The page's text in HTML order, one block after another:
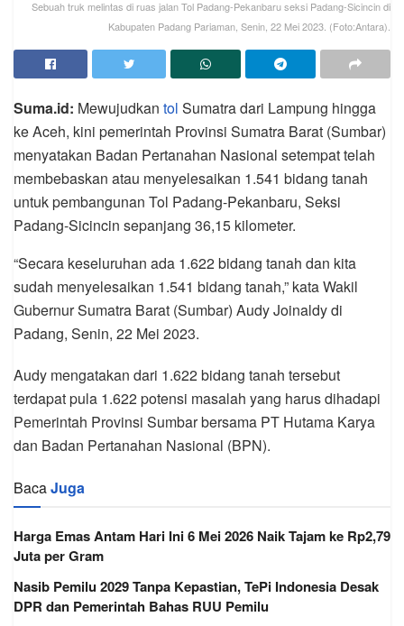
Sebuah truk melintas di ruas jalan Tol Padang-Pekanbaru seksi Padang-Sicincin di
Kabupaten Padang Pariaman, Senin, 22 Mei 2023. (Foto:Antara).
Suma.id: Mewujudkan tol Sumatra dari Lampung hingga
ke Aceh, kini pemerintah Provinsi Sumatra Barat (Sumbar)
menyatakan Badan Pertanahan Nasional setempat telah
membebaskan atau menyelesaikan 1.541 bidang tanah
untuk pembangunan Tol Padang-Pekanbaru, Seksi
Padang-Sicincin sepanjang 36,15 kilometer.
“Secara keseluruhan ada 1.622 bidang tanah dan kita
sudah menyelesaikan 1.541 bidang tanah,” kata Wakil
Gubernur Sumatra Barat (Sumbar) Audy Joinaldy di
Padang, Senin, 22 Mei 2023.
Audy mengatakan dari 1.622 bidang tanah tersebut
terdapat pula 1.622 potensi masalah yang harus dihadapi
Pemerintah Provinsi Sumbar bersama PT Hutama Karya
dan Badan Pertanahan Nasional (BPN).
BacaJuga
Harga Emas Antam Hari Ini 6 Mei 2026 Naik Tajam ke Rp2,79
Juta per Gram
Nasib Pemilu 2029 Tanpa Kepastian, TePi Indonesia Desak
DPR dan Pemerintah Bahas RUU Pemilu